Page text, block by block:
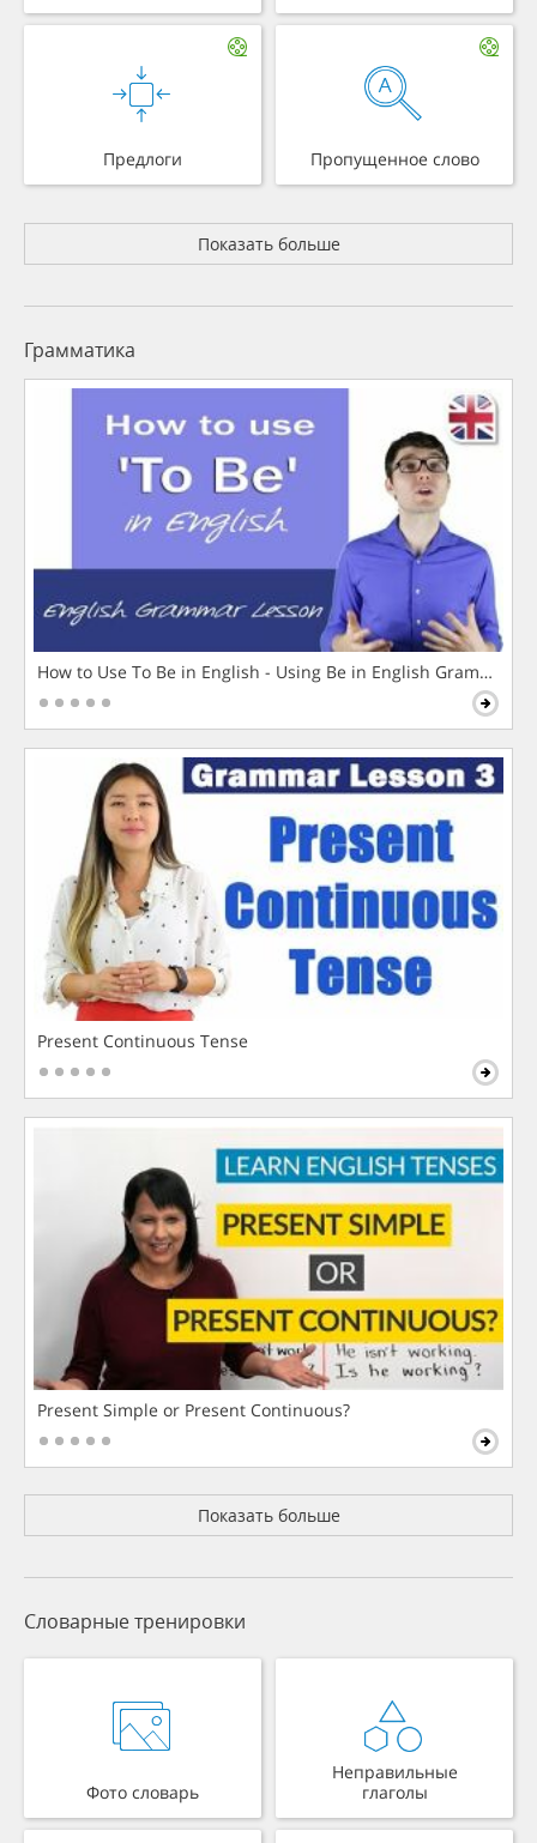
Предлоги Пропущенное слово
Показать больше
Грамматика
How to Use To Be in English - Using Be in English Grammar
Present Continuous Tense
Present Simple or Present Continuous?
Показать больше
Словарные тренировки
Фото словарь
Неправильные
глаголы